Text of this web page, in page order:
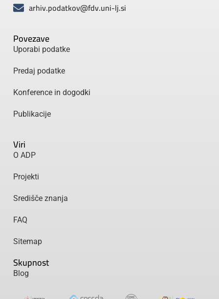
Povezave
Uporabi podatke
Predaj podatke
Konference in dogodki
Publikacije
Viri
O ADP
Projekti
Središče znanja
FAQ
Sitemap
Skupnost
Blog
arhiv.podatkov@fdv.uni-lj.si